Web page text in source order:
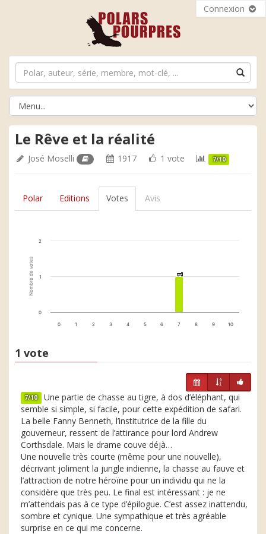
Connexion
Le Rêve et la réalité
José Moselli 1917 1 vote 7/10
Polar Editions Votes Avis
Nombre de votes 1
1
0 1 2 3 4 5 6 7 8 9 10
0
1
2
1 vote
7/10 Une partie de chasse au tigre, à dos d’éléphant, qui
semble si simple, si facile, pour cette expédition de safari.
La belle Fanny Benneth, l’institutrice de la fille du
gouverneur, ressent de l’attirance pour lord Andrew
Corthsdale. Mais le drame couve déjà…
Une nouvelle très courte (même pour une nouvelle),
décrivant joliment la jungle indienne, la chasse au fauve et
l’attraction de notre héroïne pour un individu qui ne la
considère que très peu. Le final est intéressant : je ne
m’attendais pas à ce type d’épilogue. C’est assez inattendu,
sombre et cynique. Une sympathique et très agréable
surprise en ce qui me concerne.